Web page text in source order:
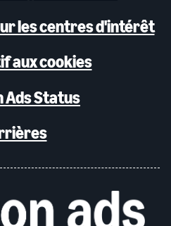
les centres d'intérêt
aux cookies
Ads Status